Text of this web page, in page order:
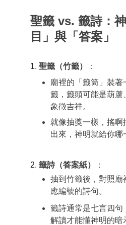
聖籤 vs. 籤詩：
目」與「答案」
1. 聖籤（竹籤）
：
廟裡的「籤筒」裝
籤，籤頭可能是葫蘆
象徵吉祥。
就像抽獎一樣，搖啊
出來，神明就給你哪
2. 籤詩（答案紙）
：
抽到竹籤後，對照廟
應編號的詩句。
籤詩通常是七言四句
解讀才能懂神明的暗